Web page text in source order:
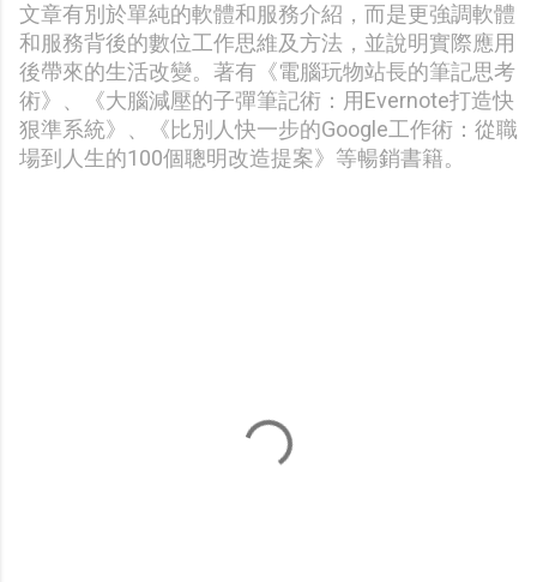
文章有別於單純的軟體和服務介紹，而是更強調軟體
和服務背後的數位工作思維及方法，並說明實際應用
後帶來的生活改變。著有《電腦玩物站長的筆記思考
術》、《大腦減壓的子彈筆記術：用Evernote打造快
狠準系統》、《比別人快一步的Google工作術：從職
場到人生的100個聰明改造提案》等暢銷書籍。